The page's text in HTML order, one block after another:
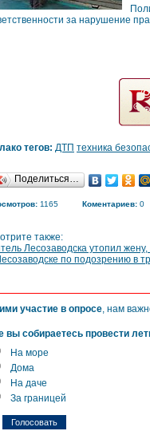
за нарушение
тегов: ДТП техника
Поделиться…
1165 Коментариев: 0
также:
Лесозаводска утопил
по подозрению в
участие в опросе, нам
вы собираетесь провести
На море
Дома
На даче
За границей